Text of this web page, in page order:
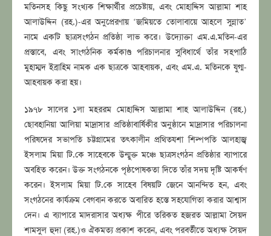
মতিনসহ কিছু সংখ্যক শিক্ষার্থীর প্রচেষ্টায়, এবং মোহাদ্দিস আল্লামা শাহ
আলাউদ্দিন (রহ.)-এর অনুপ্রেরণায় ‘জমিয়তে তোলাবায়ে আহলে সুন্নাত’
নামে একটি ছাত্রসংগঠন প্রতিষ্ঠা লাভ করে। উদ্যোক্তা এম.এ.মতিন-এর
প্রস্তাবে, এবং সাংগঠনিক কর্মকাণ্ড পরিচালনার সুবিধার্থে তাঁর সহপাঠি
মুহাম্মদ ইব্রাহিম নামক এক ছাত্রকে আহবায়ক, এবং এম.এ. মতিনকে যুগ্ম-
আহবায়ক করা হয়।
১৯৭৮ সালের ১লা মহররম মোহাদ্দিস আল্লামা শাহ আলাউদ্দিন (রহ.)
ছোবহানিয়া আলিয়া মাদ্রাসার প্রতিষ্ঠাবার্ষিকীর অনুষ্ঠানে মাদ্রাসার পরিচালনা
পরিষদের সভাপতি চট্টগ্রামের তৎকালীন প্রথিতযশা শিল্পপতি আলহাজ্ব
ইসলাম মিয়া টি.কে সাহেবকে উন্মুক্ত মঞ্চে ছাত্রসংগঠন প্রতিষ্ঠার ব্যাপারে
অবহিত করেন। উক্ত সংগঠনকে পৃষ্ঠপোষকতা দিতে তাঁর সদয় দৃষ্টি আকর্ষণ
করেন। ইসলাম মিয়া টি.কে সাহেব বিষয়টি জেনে আনন্দিত হন, এবং
সংগঠনের কার্যক্রম বেগবান করতে অবারিত হস্তে সহযোগিতা করার আশ্বাস
দেন। এ ব্যাপারে মাদরাসার অধ্যক্ষ পীরে তরিকত হজরত আল্লামা সৈয়দ
শামসুল হুদা (রহ.)ও ঐকমত্য প্রকাশ করেন, এবং পরবর্তীতে অধ্যক্ষ সৈয়দ